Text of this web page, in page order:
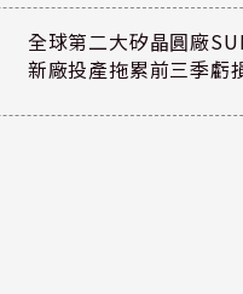
全球第二大矽晶圓廠
新廠投產拖累前三季虧